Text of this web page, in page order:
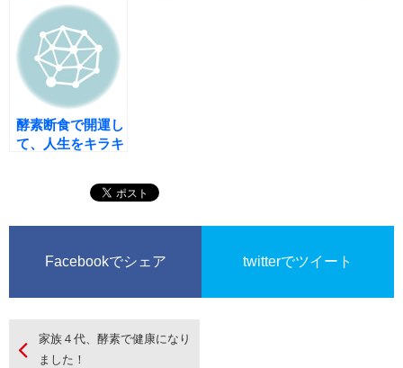
酵素断食で開運し
て、人生をキラキ
Facebookでシェア twitterでツイート
家族４代、酵素で健康になり
ました！